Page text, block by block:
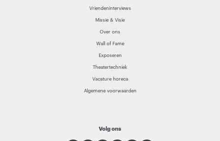
Vriendeninterviews
Missie & Visie
Over ons
Wall of Fame
Exposeren
Theatertechniek
Vacature horeca
Algemene voorwaarden
Volg ons